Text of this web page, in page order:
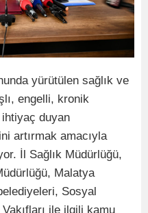
yürütülen sağlık ve
engelli, kronik
ihtiyaç duyan
artırmak amacıyla
İl Sağlık Müdürlüğü,
Malatya
Sosyal
ile ilgili kamu